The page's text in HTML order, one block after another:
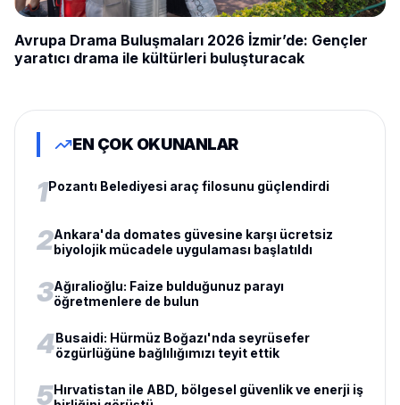
Avrupa Drama Buluşmaları 2026 İzmir’de: Gençler
yaratıcı drama ile kültürleri buluşturacak
EN ÇOK OKUNANLAR
1Pozantı Belediyesi araç filosunu güçlendirdi
2Ankara'da domates güvesine karşı ücretsiz
biyolojik mücadele uygulaması başlatıldı
3Ağıralioğlu: Faize bulduğunuz parayı
öğretmenlere de bulun
4Busaidi: Hürmüz Boğazı'nda seyrüsefer
özgürlüğüne bağlılığımızı teyit ettik
5Hırvatistan ile ABD, bölgesel güvenlik ve enerji iş